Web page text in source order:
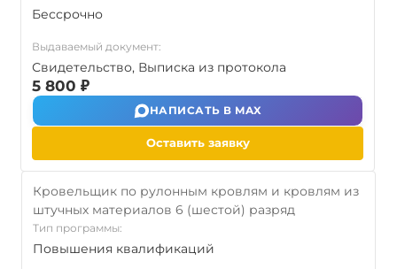
Бессрочно
Выдаваемый документ:
Свидетельство, Выписка из протокола
5 800 ₽
НАПИСАТЬ В MAX
Оставить заявку
Кровельщик по рулонным кровлям и кровлям из
штучных материалов 6 (шестой) разряд
Тип программы:
Повышения квалификаций